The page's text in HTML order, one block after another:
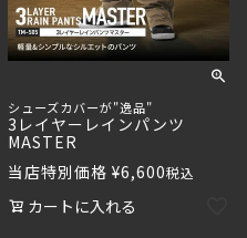
シューズカバーが"逸品"
3レイヤーレインパンツ
MASTER
当店特別価格 ¥6,600税込
カートに入れる